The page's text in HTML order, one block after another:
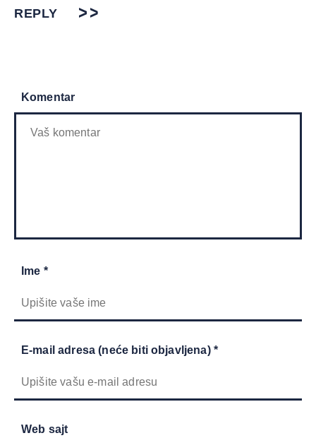
REPLY
Komentar
Ime *
E-mail adresa (neće biti objavljena) *
Web sajt